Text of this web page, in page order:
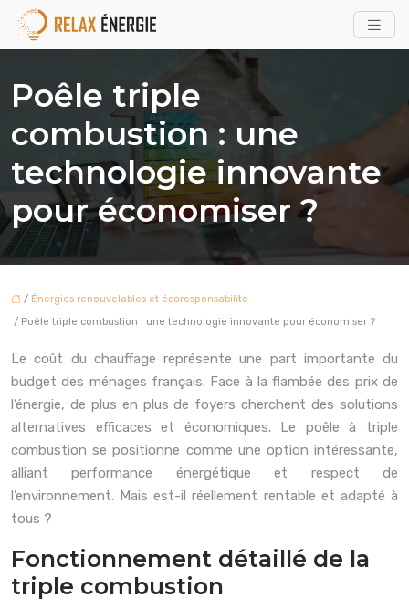
Poêle triple
combustion : une
technologie innovante
pour économiser ?
/ Énergies renouvelables et écoresponsabilité
/ Poêle triple combustion : une technologie innovante pour économiser ?
Le coût du chauffage représente une part importante du
budget des ménages français. Face à la flambée des prix de
l’énergie, de plus en plus de foyers cherchent des solutions
alternatives efficaces et économiques. Le poêle à triple
combustion se positionne comme une option intéressante,
alliant performance énergétique et respect de
l’environnement. Mais est-il réellement rentable et adapté à
tous ?
Fonctionnement détaillé de la
triple combustion